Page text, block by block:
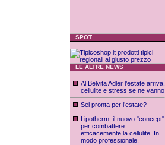
SPOT
LE ALTRE NEWS
Al Belvita Adler l’estate arriva,
cellulite e stress se ne vanno
Sei pronta per l’estate?
Lipotherm, il nuovo "concept"
per combattere
efficacemente la cellulite. In
modo professionale.